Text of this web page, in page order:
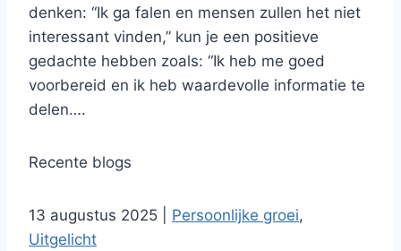
denken: “Ik ga falen en mensen zullen het niet
interessant vinden,” kun je een positieve
gedachte hebben zoals: “Ik heb me goed
voorbereid en ik heb waardevolle informatie te
delen….
Recente blogs
13 augustus 2025 Persoonlijke groei,
Uitgelicht